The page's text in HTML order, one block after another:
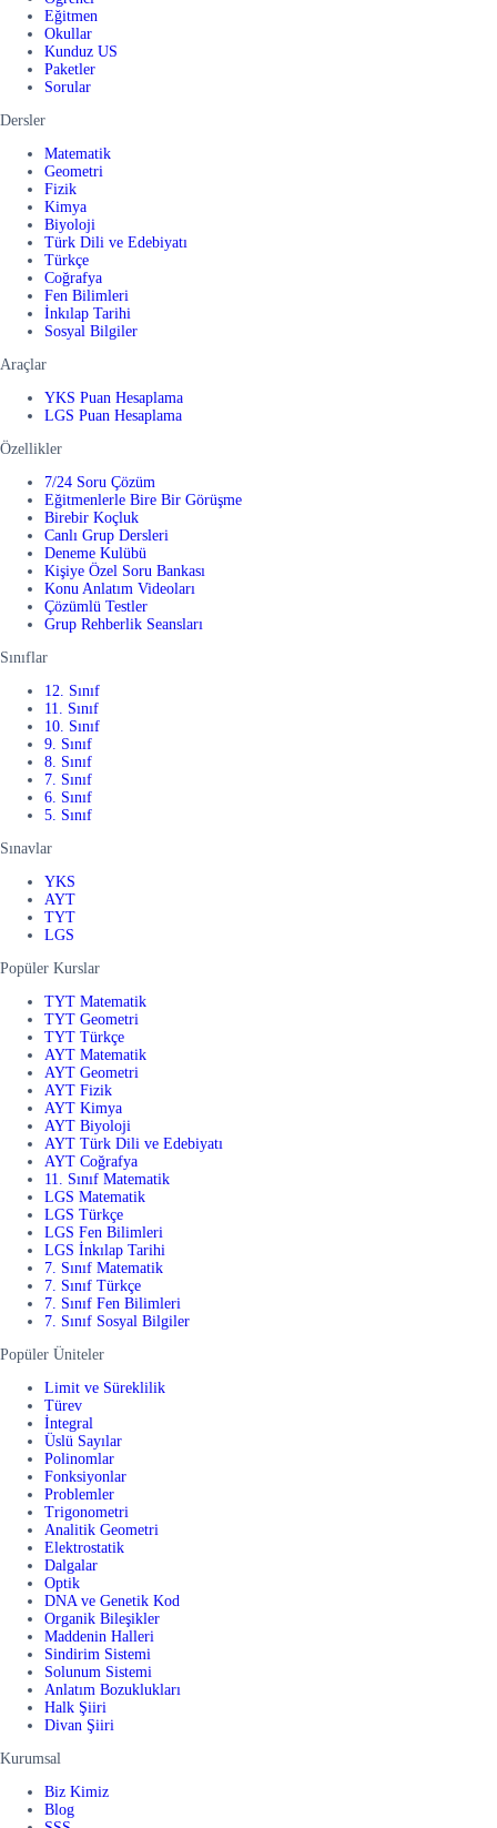
Eğitmen
Okullar
Kunduz US
Paketler
Sorular
Dersler
Matematik
Geometri
Fizik
Kimya
Biyoloji
Türk Dili ve Edebiyatı
Türkçe
Coğrafya
Fen Bilimleri
İnkılap Tarihi
Sosyal Bilgiler
Araçlar
YKS Puan Hesaplama
LGS Puan Hesaplama
Özellikler
7/24 Soru Çözüm
Eğitmenlerle Bire Bir Görüşme
Birebir Koçluk
Canlı Grup Dersleri
Deneme Kulübü
Kişiye Özel Soru Bankası
Konu Anlatım Videoları
Çözümlü Testler
Grup Rehberlik Seansları
Sınıflar
12. Sınıf
11. Sınıf
10. Sınıf
9. Sınıf
8. Sınıf
7. Sınıf
6. Sınıf
5. Sınıf
Sınavlar
YKS
AYT
TYT
LGS
Popüler Kurslar
TYT Matematik
TYT Geometri
TYT Türkçe
AYT Matematik
AYT Geometri
AYT Fizik
AYT Kimya
AYT Biyoloji
AYT Türk Dili ve Edebiyatı
AYT Coğrafya
11. Sınıf Matematik
LGS Matematik
LGS Türkçe
LGS Fen Bilimleri
LGS İnkılap Tarihi
7. Sınıf Matematik
7. Sınıf Türkçe
7. Sınıf Fen Bilimleri
7. Sınıf Sosyal Bilgiler
Popüler Üniteler
Limit ve Süreklilik
Türev
İntegral
Üslü Sayılar
Polinomlar
Fonksiyonlar
Problemler
Trigonometri
Analitik Geometri
Elektrostatik
Dalgalar
Optik
DNA ve Genetik Kod
Organik Bileşikler
Maddenin Halleri
Sindirim Sistemi
Solunum Sistemi
Anlatım Bozuklukları
Halk Şiiri
Divan Şiiri
Kurumsal
Biz Kimiz
Blog